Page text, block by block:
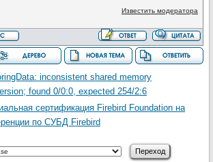
Известить модератора
inconsistent shared memory
found 0/0:0, expected 254/2:6
сертификация Firebird Foundation на
по СУБД Firebird